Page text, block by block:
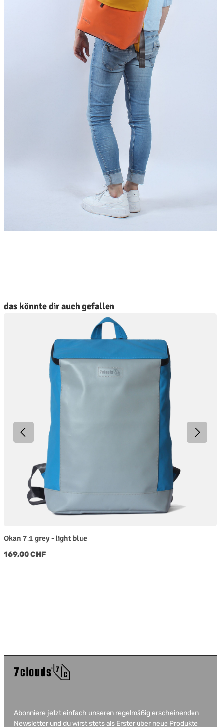
das könnte dir auch gefallen
Okan 7.1 grey - light blue
Regulärer Preis:
169,00 CHF
Abonniere jetzt einfach unseren regelmäßig erscheinenden
Newsletter und du wirst stets als Erster über neue Produkte